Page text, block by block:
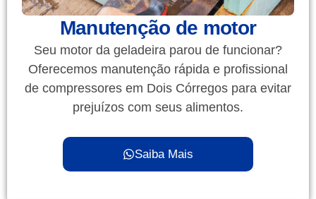
Manutenção de motor
Seu motor da geladeira parou de funcionar?
Oferecemos manutenção rápida e profissional
de compressores em Dois Córregos para evitar
prejuízos com seus alimentos.
Saiba Mais